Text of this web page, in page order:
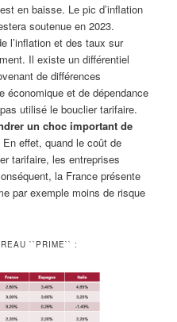
en baisse. Le pic d’inflation
soutenue en 2023.
l’inflation et des taux sur
Il existe un différentiel
de différences
économique et de dépendance
utilisé le bouclier tarifaire.
un choc important de
En effet, quand le coût de
tarifaire, les entreprises
la France présente
par exemple moins de risque
``PRIME`` :